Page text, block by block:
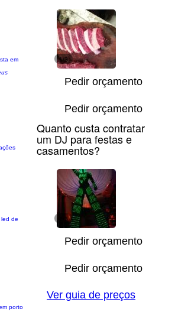
em
1/3
Pedir orçamento
Pedir orçamento
de
1/3
Pedir orçamento
porto
Pedir orçamento
Quanto custa contratar
um DJ para festas e
casamentos?
Ver guia de preços